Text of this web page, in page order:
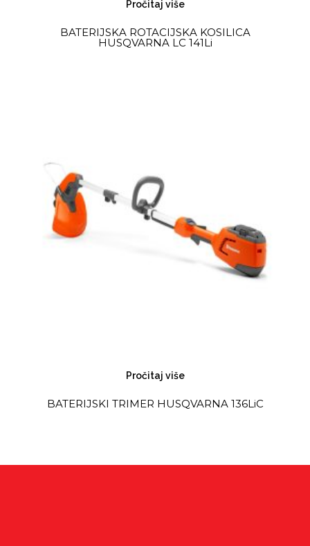
Pročitaj više
BATERIJSKA ROTACIJSKA KOSILICA
HUSQVARNA LC 141Li
Pročitaj više
BATERIJSKI TRIMER HUSQVARNA 136LiC